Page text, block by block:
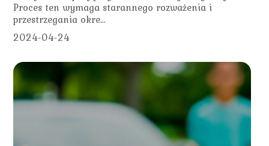
Proces ten wymaga starannego rozważenia i
przestrzegania okre...
2024-04-24